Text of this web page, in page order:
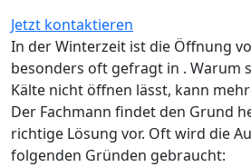
Jetzt kontaktieren
In der Winterzeit ist die Öffnung
besonders oft gefragt in . Warum
Kälte nicht öffnen lässt, kann
Der Fachmann findet den Grund
richtige Lösung vor. Oft wird die
folgenden Gründen gebraucht: